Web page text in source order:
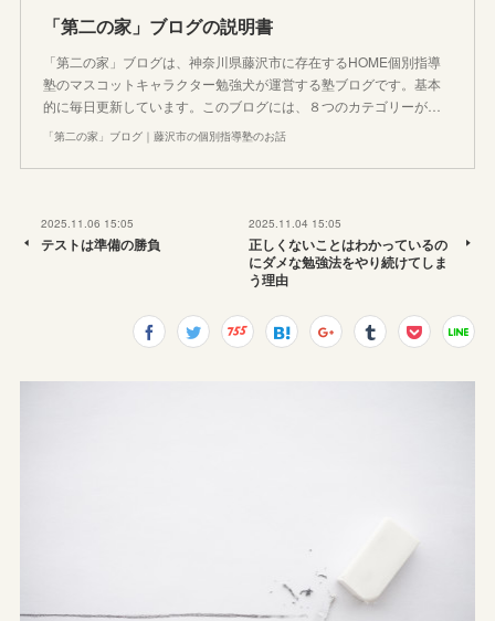
「第二の家」ブログの説明書
「第二の家」ブログは、神奈川県藤沢市に存在するHOME個別指導
塾のマスコットキャラクター勉強犬が運営する塾ブログです。基本
的に毎日更新しています。このブログには、８つのカテゴリーが…
「第二の家」ブログ｜藤沢市の個別指導塾のお話
2025.11.06 15:05
テストは準備の勝負
2025.11.04 15:05
正しくないことはわかっているの
にダメな勉強法をやり続けてしま
う理由